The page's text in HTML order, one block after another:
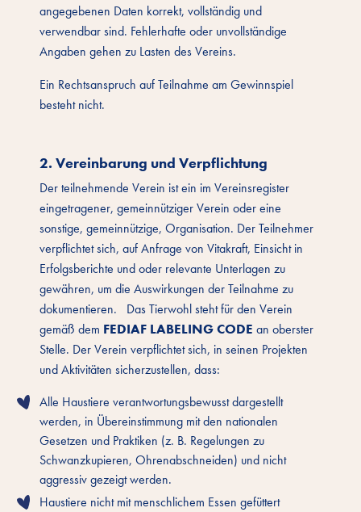
angegebenen Daten korrekt, vollständig und
verwendbar sind. Fehlerhafte oder unvollständige
Angaben gehen zu Lasten des Vereins.
Ein Rechtsanspruch auf Teilnahme am Gewinnspiel
besteht nicht.
2. Vereinbarung und Verpflichtung
Der teilnehmende Verein ist ein im Vereinsregister
eingetragener, gemeinnütziger Verein oder eine
sonstige, gemeinnützige, Organisation. Der Teilnehmer
verpflichtet sich, auf Anfrage von Vitakraft, Einsicht in
Erfolgsberichte und oder relevante Unterlagen zu
gewähren, um die Auswirkungen der Teilnahme zu
dokumentieren. Das Tierwohl steht für den Verein
gemäß dem FEDIAF LABELING CODE an oberster
Stelle. Der Verein verpflichtet sich, in seinen Projekten
und Aktivitäten sicherzustellen, dass:
Alle Haustiere verantwortungsbewusst dargestellt
werden, in Übereinstimmung mit den nationalen
Gesetzen und Praktiken (z. B. Regelungen zu
Schwanzkupieren, Ohrenabschneiden) und nicht
aggressiv gezeigt werden.
Haustiere nicht mit menschlichem Essen gefüttert